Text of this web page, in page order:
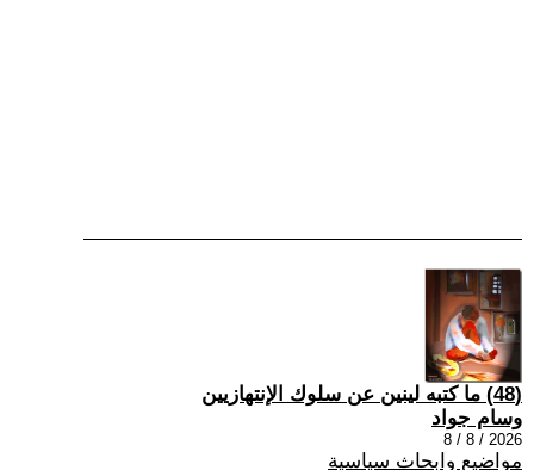
(48) ما كتبه لينين عن سلوك الإنتهازيين
وسام جواد
2026 / 8 / 8
مواضيع وابحاث سياسية